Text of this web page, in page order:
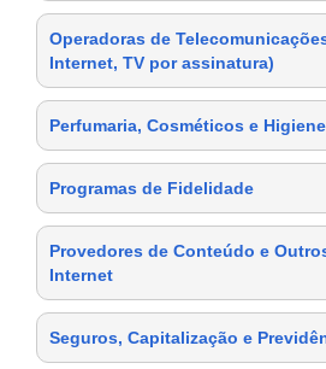
Operadoras de
Internet, TV por assinatura)
Perfumaria, Cosméticos e
Programas de Fidelidade
Provedores de Conteúdo e
Internet
Seguros, Capitalização e